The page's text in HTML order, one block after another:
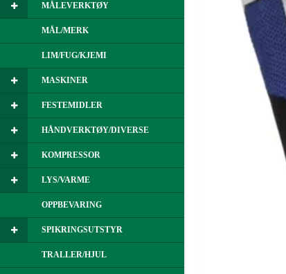
MÅLEVERKTØY
MÅL/MERK
LIM/FUG/KJEMI
MASKINER
FESTEMIDLER
HÅNDVERKTØY/DIVERSE
KOMPRESSOR
LYS/VARME
OPPBEVARING
SPIKRINGSUTSTYR
TRALLER/HJUL